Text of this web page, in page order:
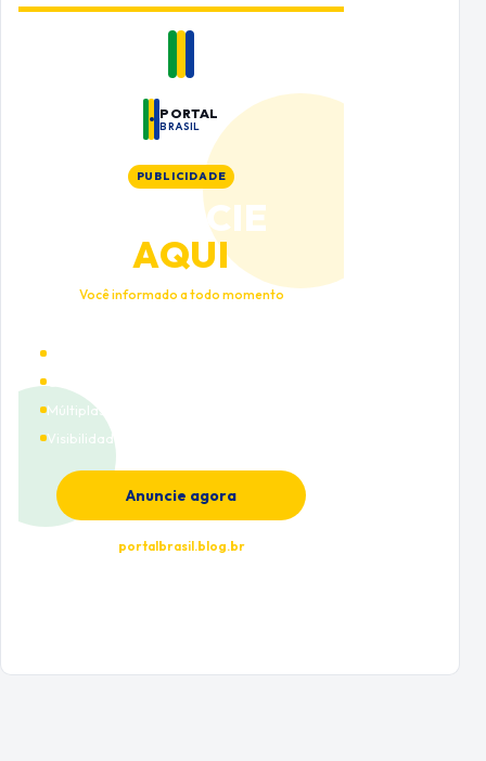
PORTAL
BRASIL
PUBLICIDADE
ANUNCIE
AQUI
Você informado a todo momento
Múltiplas categorias
Visibilidade premium
Anuncie agora
portalbrasil.blog.br